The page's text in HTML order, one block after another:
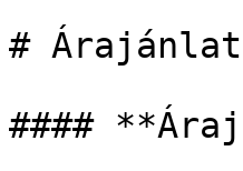
# Árajánlat
####